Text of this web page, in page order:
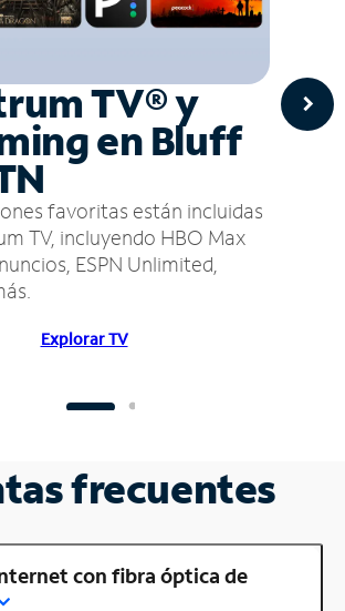
TV® y
en Bluff
favoritas están incluidas
TV, incluyendo HBO Max
ESPN Unlimited,
Explorar TV
frecuentes
con fibra óptica de